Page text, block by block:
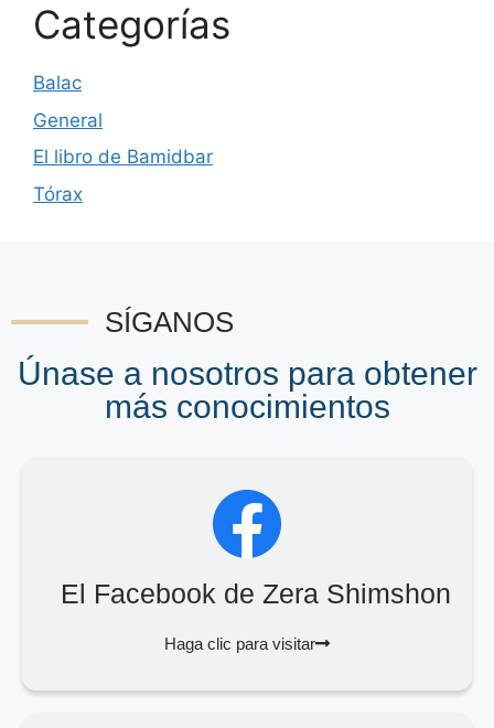
Categorías
Balac
General
El libro de Bamidbar
Tórax
SÍGANOS
Únase a nosotros para obtener
más conocimientos
El Facebook de Zera Shimshon
Haga clic para visitar